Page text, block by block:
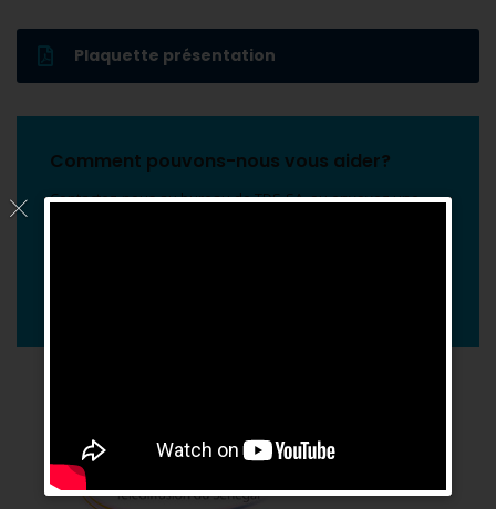
Plaquette présentation
Comment pouvons-nous vous aider?
Contactez-nous au bureau de TDS-SA, ou envoyez une